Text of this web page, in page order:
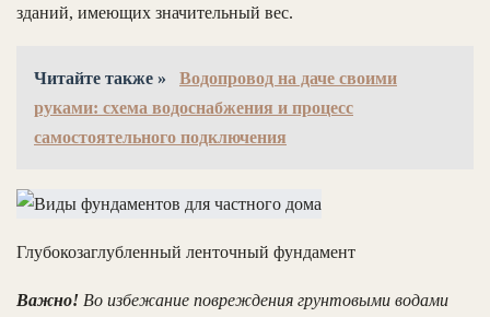
зданий, имеющих значительный вес.
Читайте также »
Водопровод на даче своими
руками: схема водоснабжения и процесс
самостоятельного подключения
Глубокозаглубленный ленточный фундамент
Важно! Во избежание повреждения грунтовыми водами